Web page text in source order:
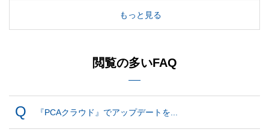
もっと見る
閲覧の多いFAQ
『PCAクラウド』でアップデートを...